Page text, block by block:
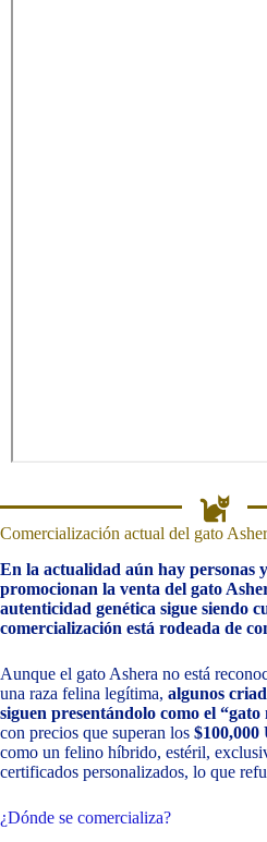
Comercialización actual del gato
En la actualidad aún hay personas
promocionan la venta del gato
autenticidad genética sigue siendo
comercialización está rodeada de
Aunque el gato Ashera no está
una raza felina legítima, algunos
siguen presentándolo como el
con precios que superan los $100,000
como un felino híbrido, estéril,
certificados personalizados, lo que
¿Dónde se comercializa?